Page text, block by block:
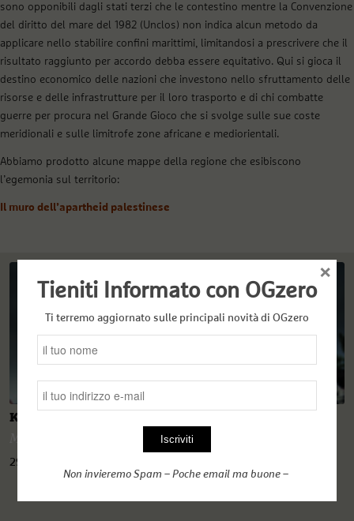
sono opponibili dagli stati terzi che le contestino mentre la Convenzione
del diritto del mare del 1982 (Unclos) non indica alcun metodo da
applicare nello stabilire confini marittimi, limitandosi a prescrivere che il
risultato raggiunto per accordo debba essere equitativo. Qui si gioca il
destino economico delle nazioni che investono nello sfruttamento delle
risorse e delle infrastrutture per il loro trasporto e di chi combatte
guerre per procura nel Grande Gioco che si svolge sulle sue coste
meridionali e sulle limitrofe zone africane e mediorientali.
Abbiamo prodotto alcune mappe della regione che esibiscono
l’egemonia sul territorio:
Il muro dell’apartheid palestinese
Kobane calling
29 Marzo 2020
Tieniti Informato con OGzero
Ti terremo aggiornato sulle principali novità di OGzero
Non invieremo Spam – Poche email ma buone –
×